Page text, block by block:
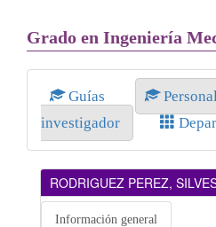
Grado en Ingeniería
Guías
investigador
RODRIGUEZ PEREZ,
Información general